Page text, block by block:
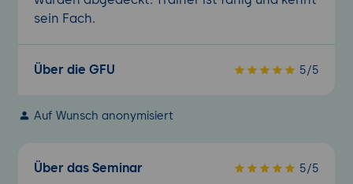
sein Fach.
Über die GFU 5/5
Auf Wunsch anonymisiert
Über das Seminar 5/5